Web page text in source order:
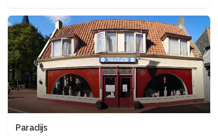
Paradijs